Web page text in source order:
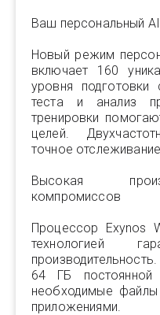
Ваш персональный
Новый режим
включает 160
уровня
теста и анализ
тренировки
целей.
точное
Высокая
компромиссов
Процессор Exynos
технологией
64 ГБ постоянной
необходимые
приложениями.